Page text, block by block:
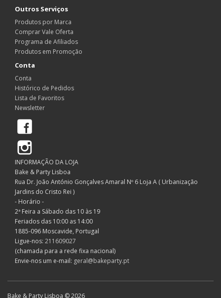
Outros Serviços
Produtos por Marca
Comprar Vale Oferta
Programa de Afiliados
Produtos em Promoção
Conta
Conta
Histórico de Pedidos
Lista de Favoritos
Newsletter
INFORMAÇÃO DA LOJA
Bake & Party Lisboa
Rua Dr. João António Gonçalves Amaral Nº 6 Loja A ( Urbanização
Jardins do Cristo Rei )
- Horário -
2ª Feira a Sábado das 10 às 19
Feriados das 10:00 as 14:00
1885-096 Moscavide, Portugal
Ligue-nos: 211609027
(chamada para a rede fixa nacional)
Envie-nos um e-mail: geral@bakeparty.pt
Bake & Party Lisboa © 2026